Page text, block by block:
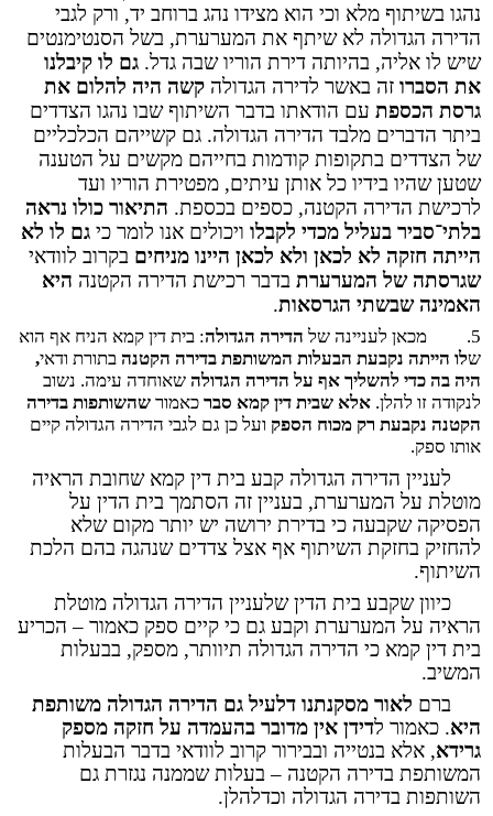
נהגו בשיתוף מלא וכי הוא מצידו נהג ברוחב יד, ורק לגבי
הדירה הגדולה לא שיתף את המערערת, בשל הסנטימנטים
שיש לו אליה, בהיותה דירת הוריו שבה גדל.גם לו קיבלנו
את הסברו זה באשר לדירה הגדולהקשה היה להלום את
גרסת הכספת עם הודאתו בדבר השיתוף שבו נהגו הצדדים
ביתר הדברים מלבד הדירה הגדולה. גם קשייהם הכלכליים
של הצדדים בתקופות קודמות בחייהם מקשים על הטענה
שטען שהיו בידיו כל אותן עיתים, מפטירת הוריו ועד
לרכישת הדירה הקטנה, כספים בכספת. התיאור כולו נראה
בלתי־סביר בעליל מכדי לקבלו ויכולים אנו לומר כיגם לו לא
הייתה חזקה לא לכאן ולא לכאן היינו מניחיםבקרוב לוודאי
שגרסתה של המערערתבדבר רכישת הדירה הקטנה היא
האמינה שבשתי הגרסאות.
5. מכאן לעניינה של הדירה הגדולה: בית דין קמא הניח אף הוא
שלו הייתה נקבעת הבעלות המשותפת בדירה הקטנה בתורת ודאי,
היה בה כדי להשליך אף על הדירה הגדולה שאוחדה עימה. נשוב
לנקודה זו להלן.אלא שבית דין קמא סבר כאמורשהשותפות בדירה
הקטנה נקבעת רק מכוח הספק ועל כן גם לגבי הדירה הגדולה קיים
אותו ספק.
לעניין הדירה הגדולה קבע בית דין קמא שחובת הראיה
מוטלת על המערערת, בעניין זה הסתמך בית הדין על
הפסיקה שקבעה כי בדירת ירושה יש יותר מקום שלא
להחזיק בחזקת השיתוף אף אצל צדדים שנהגה בהם הלכת
השיתוף.
כיוון שקבע בית הדין שלעניין הדירה הגדולה מוטלת
הראיה על המערערת וקבע גם כי קיים ספק כאמור – הכריע
בית דין קמא כי הדירה הגדולה תיוותר, מספק, בבעלות
המשיב.
ברם לאור מסקנתנו דלעיל גם הדירה הגדולה משותפת
היא. כאמור לדידן אין מדובר בהעמדה על חזקה מספק
גרידא, אלא בנטייה ובבירור קרוב לוודאי בדבר הבעלות
המשותפת בדירה הקטנה – בעלות שממנה נגזרת גם
השותפות בדירה הגדולה וכדלהלן.